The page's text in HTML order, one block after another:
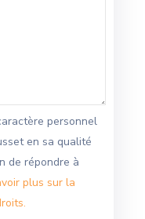
personnel
en sa qualité
de répondre à
plus sur la